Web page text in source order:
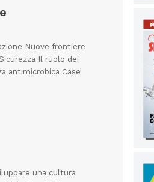
Nuove frontiere
Il ruolo dei
antimicrobica Case
una cultura